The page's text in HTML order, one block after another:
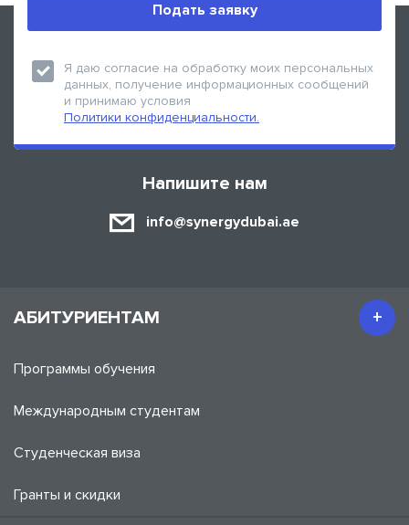
Подать заявку
Я даю согласие на обработку моих персональных
данных, получение информационных сообщений
и принимаю условия
Политики конфиденциальности.
Мы в социальных сетях
Напишите нам
info@synergydubai.ae
АБИТУРИЕНТАМ
Программы обучения
Международным студентам
Студенческая виза
Гранты и скидки